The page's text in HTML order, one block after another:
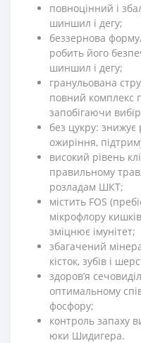
повноцінний і
шиншил і дегу;
беззернова
робить його
шиншил і дегу;
гранульована
повний комплекс
запобігаючи
без цукру: знижує
ожиріння,
високий рівень
правильному
розладам ШКТ;
містить FOS
мікрофлору
зміцнює імунітет;
збагачений
кісток, зубів і
здоров’я
оптимальному
фосфору;
контроль запаху
юки Шидигера.